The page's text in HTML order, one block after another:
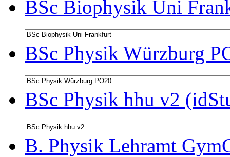
BSc Biophysik Uni
BSc Physik Würzburg
BSc Physik hhu v2
B. Physik Lehramt